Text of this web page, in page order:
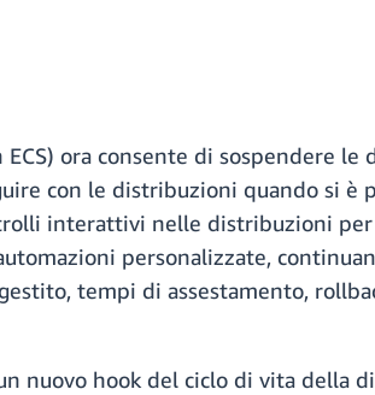
ECS) ora consente di sospendere
con le distribuzioni quando si
interattivi nelle distribuzioni per
personalizzate,
tempi di assestamento,
nuovo hook del ciclo di vita della